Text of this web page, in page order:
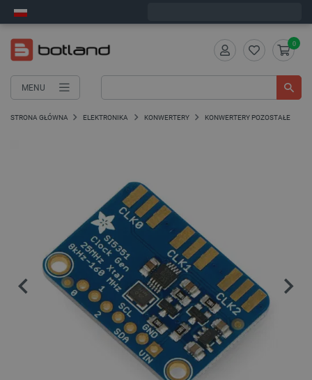
MENU
0
STRONA GŁÓWNA ELEKTRONIKA KONWERTERY KONWERTERY POZOSTAŁE